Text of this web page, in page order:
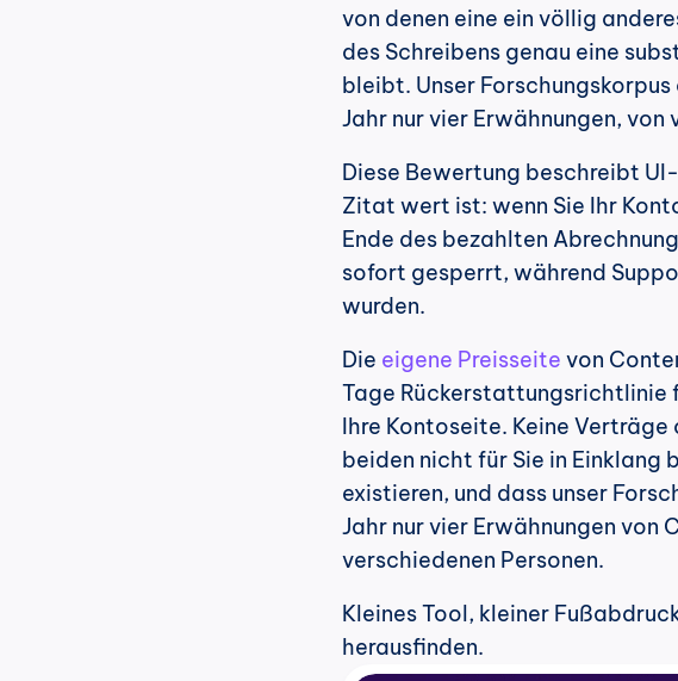
von denen eine ein völlig
des Schreibens genau eine
bleibt. Unser
Jahr nur vier Erwähnungen, von
Diese Bewertung beschreibt
Zitat wert ist: wenn Sie Ihr
Ende des bezahlten
sofort gesperrt, während
wurden.
Die eigene Preisseite von
Tage Rückerstattungsrichtlinie
Ihre Kontoseite. Keine
beiden nicht für Sie in Einklang
existieren, und dass unser
Jahr nur vier Erwähnungen
verschiedenen Personen.
Kleines Tool, kleiner
herausfinden.